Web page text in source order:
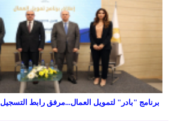
برنامج "بادر" لتمويل العمال...مرفق رابط التسجيل